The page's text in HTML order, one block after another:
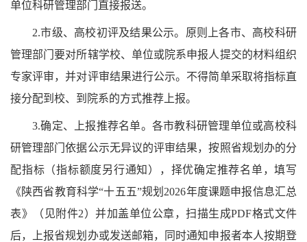
单位科研管理部门直接报送。
2.市级、高校初评及结果公示。原则上各市、高校科研
管理部门要对所辖学校、单位或院系申报人提交的材料组织
专家评审，并对评审结果进行公示。不得简单采取将指标直
接分配到校、到院系的方式推荐上报。
3.确定、上报推荐名单。各市教科研管理单位或高校科
研管理部门依据公示无异议的评审结果，按照省规划办的分
配指标（指标额度另行通知），择优确定推荐名单，填写
《陕西省教育科学“十五五”规划2026年度课题申报信息汇总
表》（见附件2）并加盖单位公章，扫描生成PDF格式文件
后，上报省规划办或发送邮箱，同时通知申报者本人按期登